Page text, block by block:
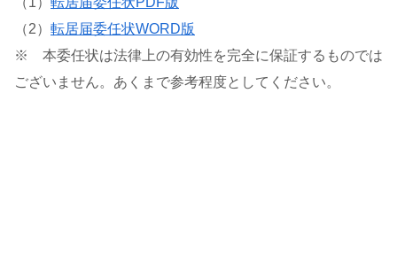
（2） 転居届委任状WORD版
※ 本委任状は法律上の有効性を完全に保証するものでは
ございません。あくまで参考程度としてください。